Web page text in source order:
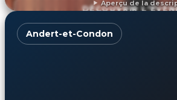
Aperçu de la
DÉCOUVRIR
Andert-et-Condon